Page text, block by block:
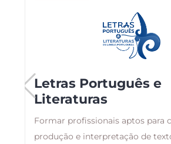
Letras Português e
Literaturas
Formar profissionais aptos para
produção e interpretação de